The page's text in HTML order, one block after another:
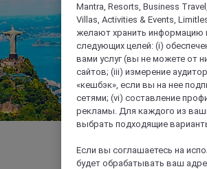
Mantra, Resorts, Business
Villas, Activities & Events,
желают хранить информацию
следующих целей: (i)
вами услуг (вы не можете от
сайтов; (iii) измерение
«кешбэк», если вы на нее
сетями; (vi) составление
рекламы. Для каждого из
выбрать подходящие
Если вы соглашаетесь на
будет обрабатывать ваш